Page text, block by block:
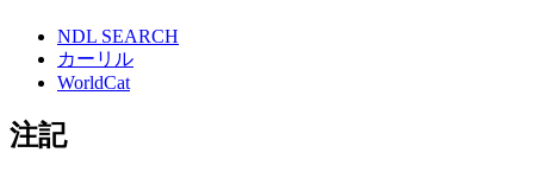
NDL SEARCH
カーリル
WorldCat
注記